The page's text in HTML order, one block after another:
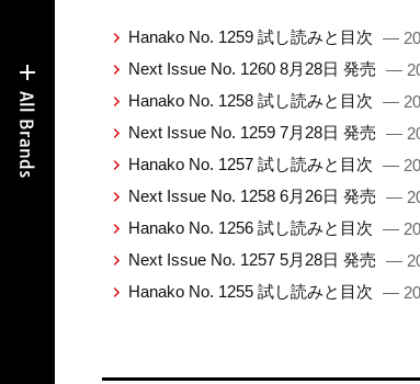
Hanako No. 1259 試し読みと目次 —
Next Issue No. 1260 8月28日 発売 —
Hanako No. 1258 試し読みと目次 —
Next Issue No. 1259 7月28日 発売 —
Hanako No. 1257 試し読みと目次 —
Next Issue No. 1258 6月26日 発売 —
Hanako No. 1256 試し読みと目次 —
Next Issue No. 1257 5月28日 発売 —
Hanako No. 1255 試し読みと目次 —